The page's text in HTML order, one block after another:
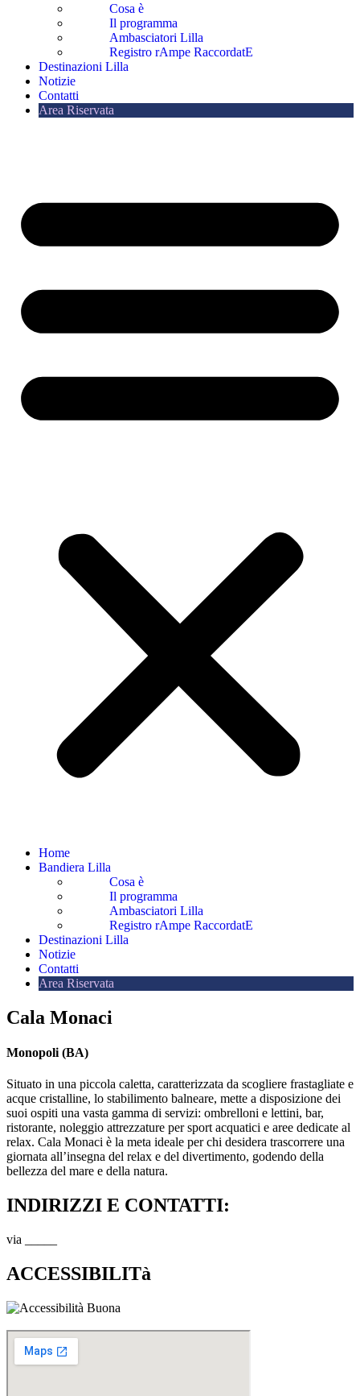
Cosa è
Il programma
Ambasciatori Lilla
Registro rAmpe RaccordatE
Destinazioni Lilla
Notizie
Contatti
Area Riservata
Home
Bandiera Lilla
Cosa è
Il programma
Ambasciatori Lilla
Registro rAmpe RaccordatE
Destinazioni Lilla
Notizie
Contatti
Area Riservata
Cala Monaci
Monopoli (BA)
Situato in una piccola caletta, caratterizzata da scogliere frastagliate e
acque cristalline, lo stabilimento balneare, mette a disposizione dei
suoi ospiti una vasta gamma di servizi: ombrelloni e lettini, bar,
ristorante, noleggio attrezzature per sport acquatici e aree dedicate al
relax. Cala Monaci è la meta ideale per chi desidera trascorrere una
giornata all’insegna del relax e del divertimento, godendo della
bellezza del mare e della natura.
INDIRIZZI E CONTATTI:​
via _____
ACCESSIBILITà